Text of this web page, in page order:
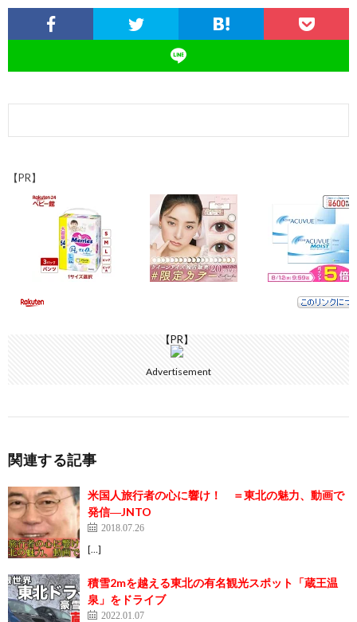
o
o
k
o
n
a
t
t
h
at
bl
r
Li
n
k
【PR】
【PR】
Advertisement
関連する記事
米国人旅行者の心に響け！ ＝東北の魅力、動画で
発信―JNTO
2018.07.26
[…]
積雪2mを越える東北の有名観光スポット「蔵王温
泉」をドライブ
2022.01.07